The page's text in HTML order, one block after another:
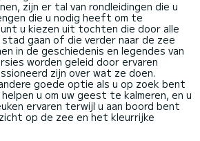
zijn er tal van rondleidingen die u
die u nodig heeft om te
u kiezen uit tochten die door alle
gaan of die verder naar de zee
in de geschiedenis en legendes van
worden geleid door ervaren
zijn over wat ze doen.
goede optie als u op zoek bent
u om uw geest te kalmeren, en u
ervaren terwijl u aan boord bent
op de zee en het kleurrijke